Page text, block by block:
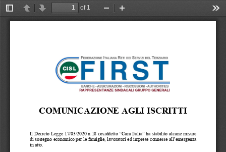
Toggle
Sidebar
PreviousNext
of 1
Zoom
Out
In
COMUNICAZIONE AGLI ISCRITTI
Il Decreto Legge 17/03/2020 n.18 cosiddetto “Cura Italia” ha stabilito alcune misure
di sostegno economico per le famiglie, lavoratori ed imprese connesse all’emergenza
in atto.